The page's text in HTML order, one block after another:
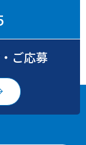
ご応募